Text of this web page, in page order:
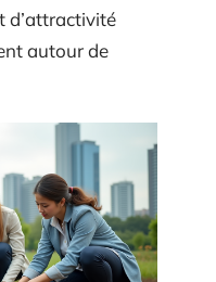
d’attractivité
autour de